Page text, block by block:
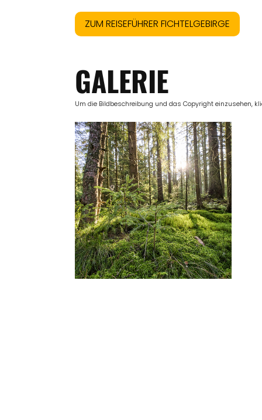
ZUM REISEFÜHRER FICHTELGEBIRGE
GALERIE
Um die Bildbeschreibung und das Copyright einzusehen,